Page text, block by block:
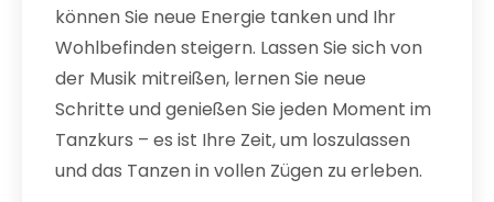
können Sie neue Energie tanken und Ihr
Wohlbefinden steigern. Lassen Sie sich von
der Musik mitreißen, lernen Sie neue
Schritte und genießen Sie jeden Moment im
Tanzkurs – es ist Ihre Zeit, um loszulassen
und das Tanzen in vollen Zügen zu erleben.